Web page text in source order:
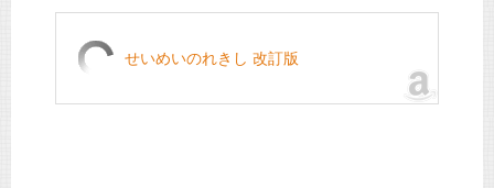
せいめいのれきし 改訂版